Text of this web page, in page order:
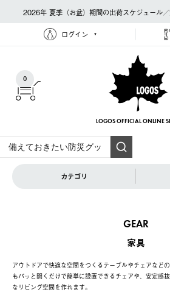
2026年 夏季（お盆）期間の出荷スケジュール
ログイン
0
LOGOS OFFICIAL ONLINE
カテゴリ
GEAR
家具
アウトドアで快適な空間をつくるテーブルやチェアなど
もパッと開くだけで簡単に設置できるチェアや、安定感
なリビング空間を作れます。